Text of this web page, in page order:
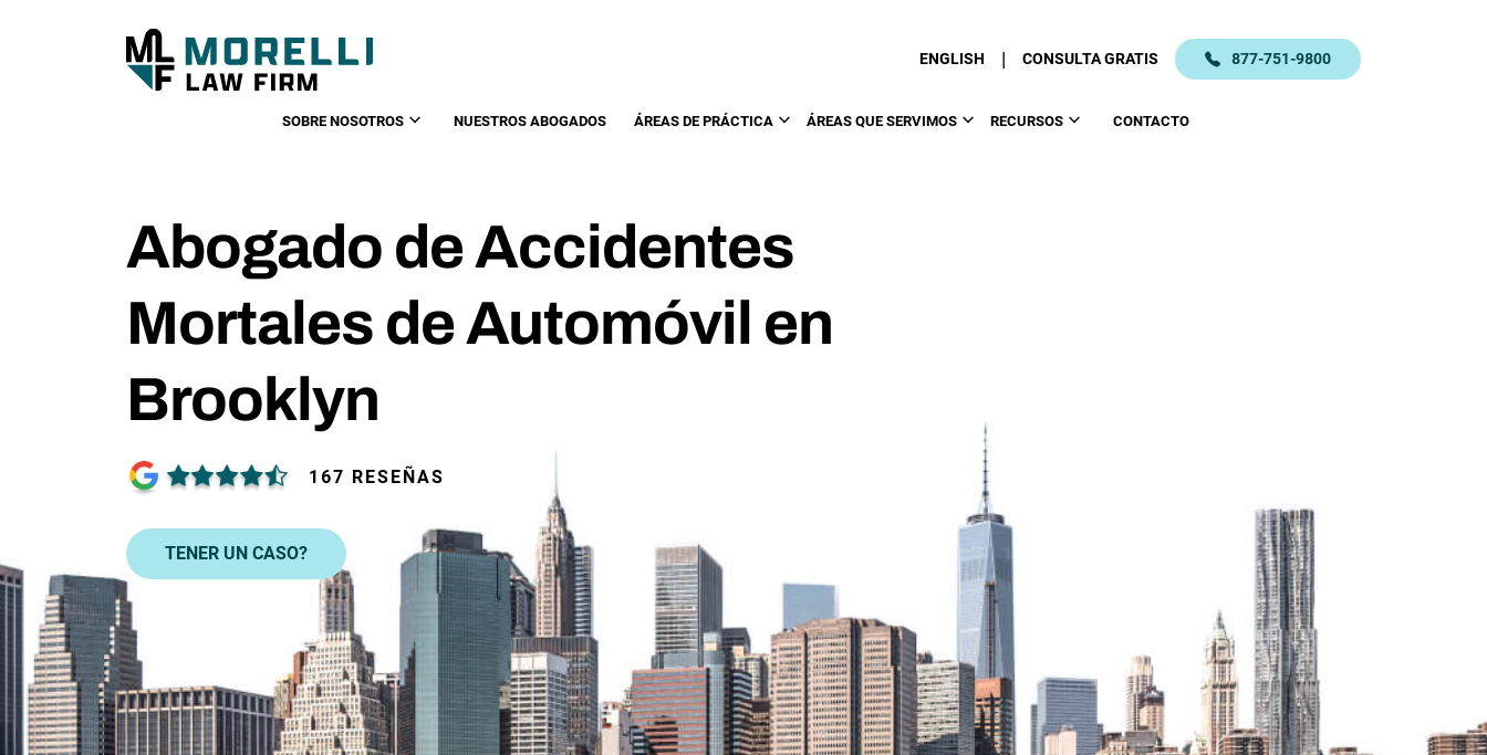
ENGLISH | CONSULTA GRATIS 877-751-9800
SOBRE NOSOTROS NUESTROS ABOGADOS ÁREAS DE PRÁCTICA ÁREAS QUE SERVIMOS RECURSOS CONTACTO
Abogado de Accidentes
Mortales de Automóvil en
Brooklyn
167 RESEÑAS
TENER UN CASO?